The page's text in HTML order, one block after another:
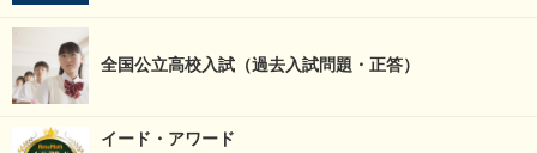
全国公立高校入試（過去入試問題・正答）
イード・アワード